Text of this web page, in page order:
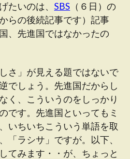
たいのは、 SBS （６日）の
らの後続記事です）記事
、先進国ではなかったの
さ」が見える題ではないで
でしょう。先進国だからし
く、こういうのをしっかり
です。先進国といってもミ
いちいちこういう単語を取
「ラシサ」ですが。以下、
てみます・・が、ちょっと